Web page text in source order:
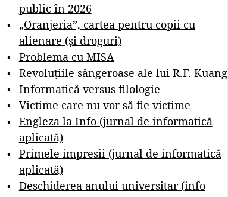
public în 2026
„Oranjeria”, cartea pentru copii cu
alienare (și droguri)
Problema cu MISA
Revoluțiile sângeroase ale lui R.F. Kuang
Informatică versus filologie
Victime care nu vor să fie victime
Engleza la Info (jurnal de informatică
aplicată)
Primele impresii (jurnal de informatică
aplicată)
Deschiderea anului universitar (info